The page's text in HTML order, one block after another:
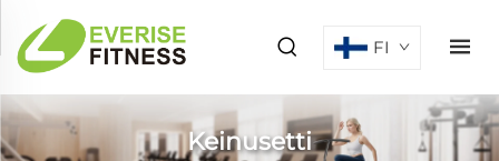
FI
Keinusetti